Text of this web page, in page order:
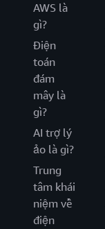
AWS là
gì?
Điện
toán
đám
mây là
gì?
AI trợ lý
ảo là gì?
Trung
tâm khái
niệm về
điện